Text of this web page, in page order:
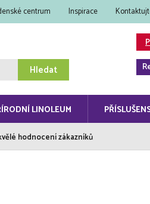
centrum Inspirace
Hledat
LINOLEUM
hodnocení zákazníků